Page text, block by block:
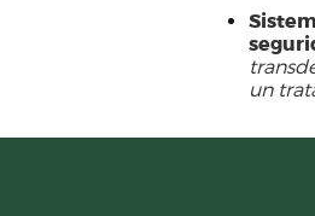
un